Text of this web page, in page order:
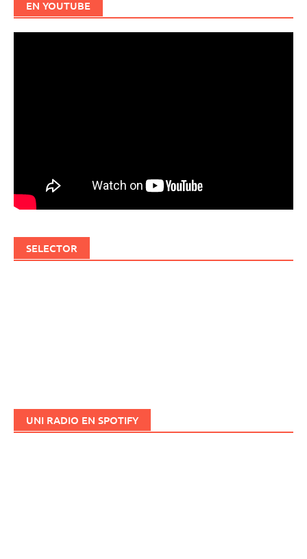
EN YOUTUBE
SELECTOR
UNI RADIO EN SPOTIFY